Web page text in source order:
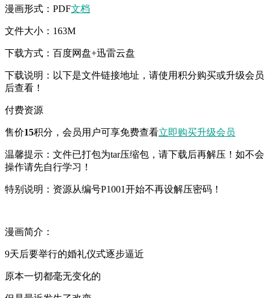
漫画形式：PDF文档
文件大小：163M
下载方式：百度网盘+迅雷云盘
下载说明：以下是文件链接地址，请使用积分购买或升级会员
后查看！
付费资源
售价15积分 ，会员用户可享免费查看立即购买升级会员
温馨提示：文件已打包为tar压缩包，请下载后再解压！如不会
操作请先自行学习！
特别说明：资源从编号P1001开始不再设解压密码！
漫画简介：
9天后要举行的婚礼仪式逐步逼近
原本一切都毫无变化的